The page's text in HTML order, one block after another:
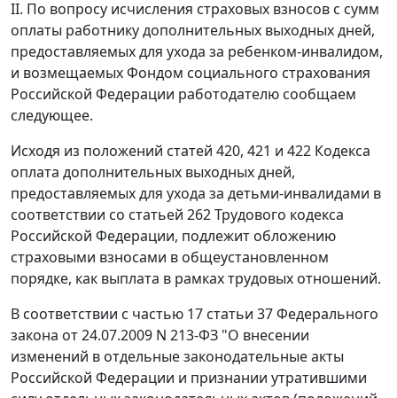
II. По вопросу исчисления страховых взносов с сумм
оплаты работнику дополнительных выходных дней,
предоставляемых для ухода за ребенком-инвалидом,
и возмещаемых Фондом социального страхования
Российской Федерации работодателю сообщаем
следующее.
Исходя из положений статей 420, 421 и 422 Кодекса
оплата дополнительных выходных дней,
предоставляемых для ухода за детьми-инвалидами в
соответствии со статьей 262 Трудового кодекса
Российской Федерации, подлежит обложению
страховыми взносами в общеустановленном
порядке, как выплата в рамках трудовых отношений.
В соответствии с частью 17 статьи 37 Федерального
закона от 24.07.2009 N 213-ФЗ "О внесении
изменений в отдельные законодательные акты
Российской Федерации и признании утратившими